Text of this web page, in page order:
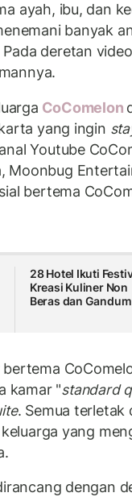
ayah, ibu, dan
banyak
deretan
CoComelon
yang ingin
Youtube
Moonbug
bertema
28 Hotel Ikuti
Kreasi Kuliner Non
Beras dan Gandum
kamar "standard
. Semua terletak
yang
dengan